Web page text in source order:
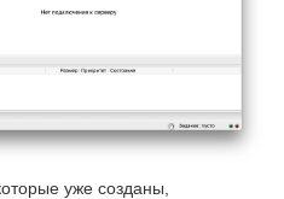
уже созданы,